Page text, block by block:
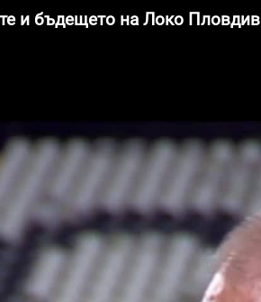
и бъдещето на Локо Пловдив